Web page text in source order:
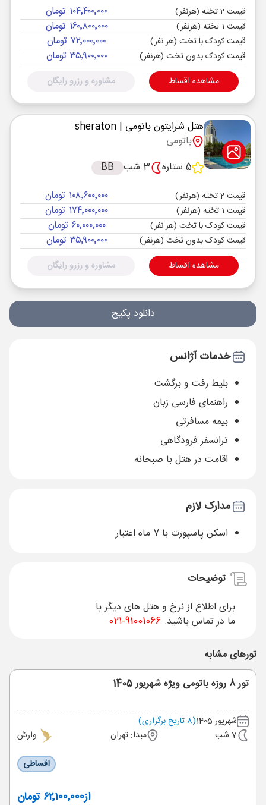
قیمت 2 تخته (هرنفر) ۱۰۴٬۴۰۰٬۰۰۰ تومان
قیمت 1 تخته (هرنفر) ۱۶۰٬۸۰۰٬۰۰۰ تومان
قیمت کودک با تخت (هر نفر) ۷۲٬۰۰۰٬۰۰۰ تومان
قیمت کودک بدون تخت (هرنفر) ۳۵٬۹۰۰٬۰۰۰ تومان
مشاهده اقساط مشاوره و رزرو رایگان
هتل شرایتون باتومی | sheraton
باتومی
5 ستاره
3 شب BB
قیمت 2 تخته (هرنفر) ۱۰۸٬۶۰۰٬۰۰۰ تومان
قیمت 1 تخته (هرنفر) ۱۷۴٬۰۰۰٬۰۰۰ تومان
قیمت کودک با تخت (هر نفر) ۶۰٬۰۰۰٬۰۰۰ تومان
قیمت کودک بدون تخت (هرنفر) ۳۵٬۹۰۰٬۰۰۰ تومان
مشاهده اقساط مشاوره و رزرو رایگان
دانلود پکیج
خدمات آژانس
بلیط رفت و برگشت
راهنمای فارسی زبان
بیمه مسافرتی
ترانسفر فرودگاهی
اقامت در هتل با صبحانه
مدارک لازم
اسکن پاسپورت با 7 ماه اعتبار
توضیحات
برای اطلاع از نرخ و هتل های دیگر با
ما در تماس باشید. 91001066-021
تورهای مشابه
تور 8 روزه باتومی ویژه شهریور 1405
شهریور 1405
(8 تاریخ برگزاری)
7 شب
مبدا: تهران
وارش
اقساطی
از۶۲٬۱۰۰٬۰۰۰ تومان